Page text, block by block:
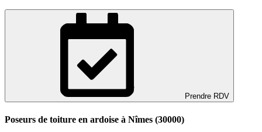
Prendre RDV
Poseurs de toiture en ardoise à Nîmes (30000)